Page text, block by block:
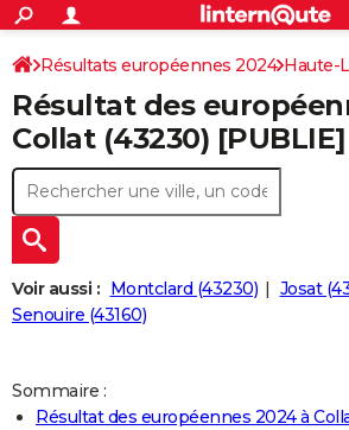
ACTUALITÉS
Politique
Société
Faits Divers
Education
Monde
Villes
+
SPORT
Coupe du monde 2026
Football
Tennis
Cyclisme
Rugby
Forum
CULTURE
Programme TV
TNT
Streaming
Cinéma
Sorties cinéma
Musique
+
FINANCE
Retraite
Impôts
Epargne
Immobilier
Risques naturels par ville
Banque
Assurance
Crédit
AUTO
Essais
Réserver un essai
Citadines
Berlines
SUV
Forum auto
+
HIGH-TECH
Mobiles
Meilleur smartphone
Internet
Ordinateurs
Jeux vidéo
Guide high-tech
+
BRICOLAGE
Guides de France
Escapades
Patrimoine
Expositions
Musées
Week-end nature
LIFESTYLE
S'inscrire
Connexion
Résultats européennes 2024 Haute-
Résultat des
Collat (43230) [PUBLIE]
Voir aussi : Montclard (43230) Josat
Senouire (43160)
Sommaire :
Résultat des européennes 2024 à